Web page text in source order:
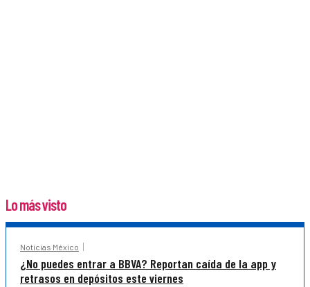
Lo más visto
Noticias México
¿No puedes entrar a BBVA? Reportan caída de la app y
retrasos en depósitos este viernes